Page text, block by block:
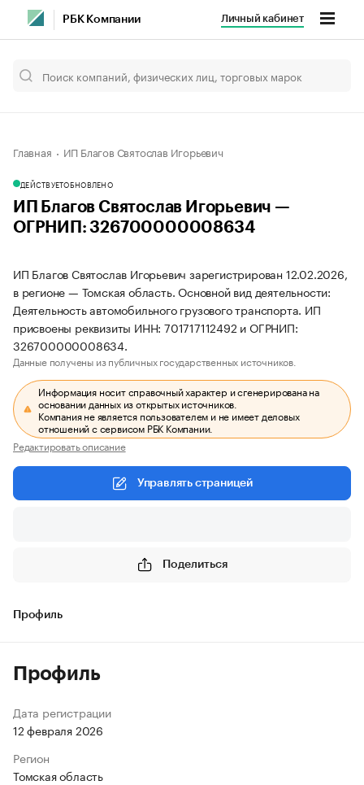
РБК Компании Личный кабинет
Главная ИП Благов Святослав Игорьевич
ДЕЙСТВУЕТОБНОВЛЕНО
ИП Благов Святослав Игорьевич —
ОГРНИП: 326700000008634
ИП Благов Святослав Игорьевич зарегистрирован 12.02.2026,
в регионе — Томская область. Основной вид деятельности:
Деятельность автомобильного грузового транспорта. ИП
присвоены реквизиты ИНН: 701717112492 и ОГРНИП:
326700000008634.
Данные получены из публичных государственных источников.
Информация носит справочный характер и сгенерирована на
основании данных из открытых источников.
Компания не является пользователем и не имеет деловых
отношений с сервисом РБК Компании.
Редактировать описание
Управлять страницей
Поделиться
Профиль
Профиль
Дата регистрации
12 февраля 2026
Регион
Томская область